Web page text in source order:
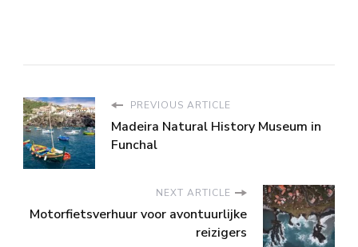
PREVIOUS ARTICLE
Madeira Natural History Museum in
Funchal
NEXT ARTICLE
Motorfietsverhuur voor avontuurlijke
reizigers